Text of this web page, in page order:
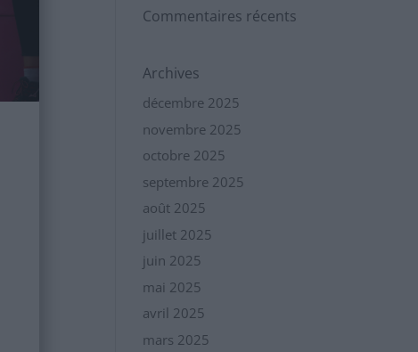
Commentaires récents
Archives
décembre 2025
novembre 2025
octobre 2025
septembre 2025
août 2025
juillet 2025
juin 2025
mai 2025
avril 2025
mars 2025